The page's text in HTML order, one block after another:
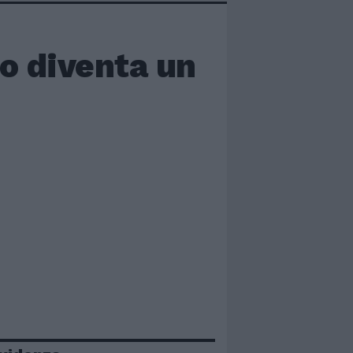
diventa un